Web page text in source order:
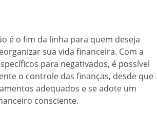
é o fim da linha para quem deseja
sua vida financeira. Com a
para negativados, é possível
o controle das finanças, desde que
adequados e se adote um
consciente.